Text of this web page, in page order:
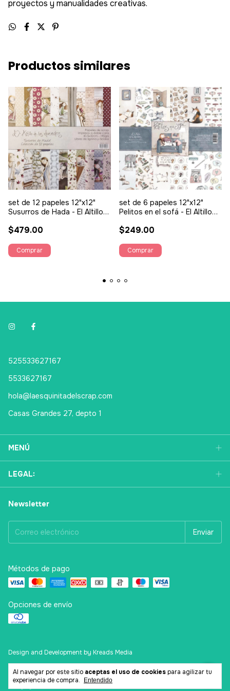
Al navegar por este sitio aceptas el uso de cookiespara agilizar tu
experiencia de compra.
Entendido
proyectos y manualidades creativas.
Productos similares
set de 12 papeles 12"x12"
Susurros de Hada - El Altillo
$479.00
set de 6 papeles 12"x12"
Pelitos en el sofá - El Altillo
$249.00
525533627167
5533627167
hola@laesquinitadelscrap.com
Casas Grandes 27, depto 1
MENÚ
LEGAL:
Newsletter
Métodos de pago
Opciones de envío
Design and Development by Kreads Media
Copyright La Esquinita del Scrap - 2026. Todos los derechos